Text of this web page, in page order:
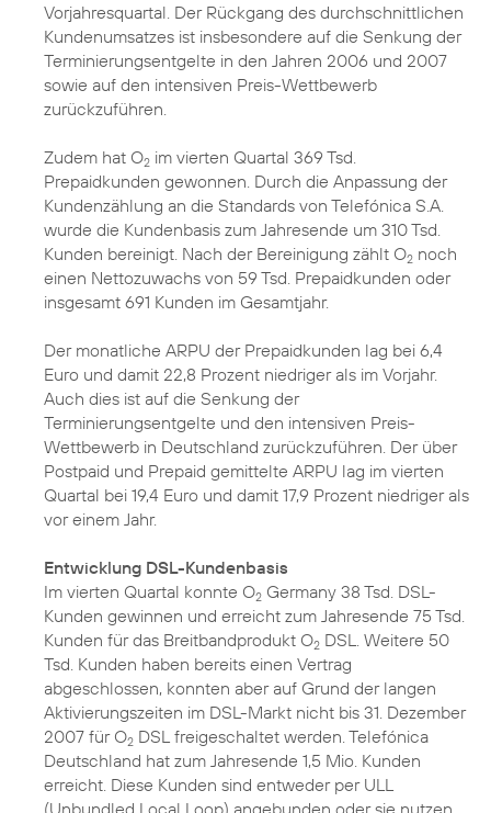
Vorjahresquartal. Der Rückgang des durchschnittlichen
Kundenumsatzes ist insbesondere auf die Senkung der
Terminierungsentgelte in den Jahren 2006 und 2007
sowie auf den intensiven Preis-Wettbewerb
zurückzuführen.
Zudem hat O2 im vierten Quartal 369 Tsd.
Prepaidkunden gewonnen. Durch die Anpassung der
Kundenzählung an die Standards von Telefónica S.A.
wurde die Kundenbasis zum Jahresende um 310 Tsd.
Kunden bereinigt. Nach der Bereinigung zählt O2 noch
einen Nettozuwachs von 59 Tsd. Prepaidkunden oder
insgesamt 691 Kunden im Gesamtjahr.
Der monatliche ARPU der Prepaidkunden lag bei 6,4
Euro und damit 22,8 Prozent niedriger als im Vorjahr.
Auch dies ist auf die Senkung der
Terminierungsentgelte und den intensiven Preis-
Wettbewerb in Deutschland zurückzuführen. Der über
Postpaid und Prepaid gemittelte ARPU lag im vierten
Quartal bei 19,4 Euro und damit 17,9 Prozent niedriger als
vor einem Jahr.
Entwicklung DSL-Kundenbasis
Im vierten Quartal konnte O2 Germany 38 Tsd. DSL-
Kunden gewinnen und erreicht zum Jahresende 75 Tsd.
Kunden für das Breitbandprodukt O2 DSL. Weitere 50
Tsd. Kunden haben bereits einen Vertrag
abgeschlossen, konnten aber auf Grund der langen
Aktivierungszeiten im DSL-Markt nicht bis 31. Dezember
2007 für O2 DSL freigeschaltet werden. Telefónica
Deutschland hat zum Jahresende 1,5 Mio. Kunden
erreicht. Diese Kunden sind entweder per ULL
(Unbundled Local Loop) angebunden oder sie nutzen